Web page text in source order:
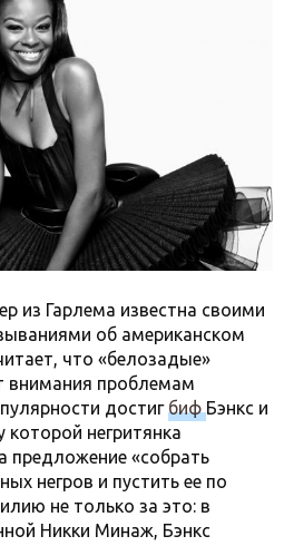
из Гарлема известна своими
об американском
что «белозадые»
проблемам
достиг биф Бэнкс и
негритянка
предложение «собрать
негров и пустить ее по
не только за это: в
Никки Минаж, Бэнкс